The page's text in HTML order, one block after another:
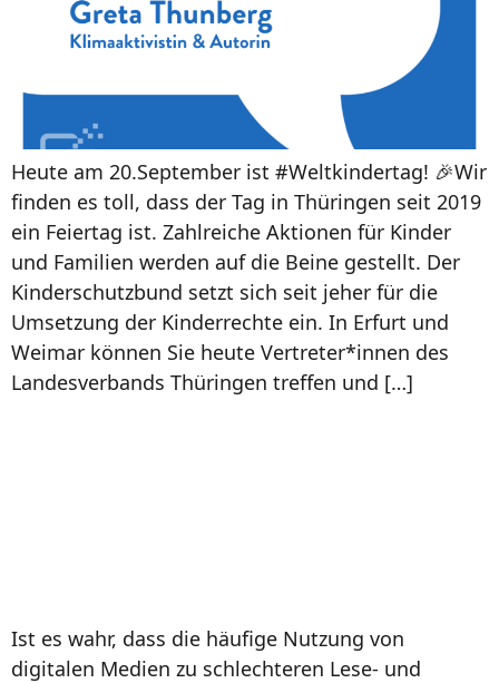
Heute am 20.September ist #Weltkindertag! 🎉Wir
finden es toll, dass der Tag in Thüringen seit 2019
ein Feiertag ist. Zahlreiche Aktionen für Kinder
und Familien werden auf die Beine gestellt. Der
Kinderschutzbund setzt sich seit jeher für die
Umsetzung der Kinderrechte ein. In Erfurt und
Weimar können Sie heute Vertreter*innen des
Landesverbands Thüringen treffen und […]
Ist es wahr, dass die häufige Nutzung von
digitalen Medien zu schlechteren Lese- und